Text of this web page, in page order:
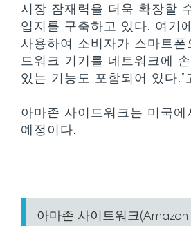
시장 잠재력을 더욱 확장할
입지를 구축하고 있다. 여기
사용하여 소비자가 스마트폰
드워크 기기를 네트워크에
있는 기능도 포함되어 있다.”
아마존 사이드워크는 미국에
예정이다.
아마존 사이트워크(Amazon